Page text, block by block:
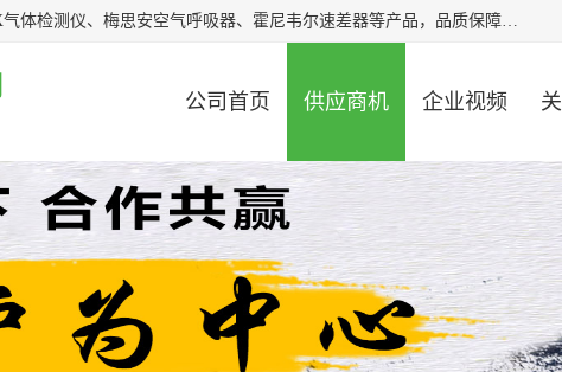
北京中创汇安科贸有限公司专业生产救援三脚架、天鹰4X气体检测仪、梅思安空气呼吸器、霍尼韦尔速差器等产品，品质保障，价格合理，欢迎在线致电咨询。
公司首页 供应商机 企业视频